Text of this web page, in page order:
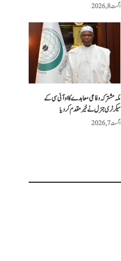
اگست 8, 2026
مکہ مشترکہ دفاعی معاہدے کا او آئی سی کے
سیکرٹری جنرل نے خیرمقدم کردیا
اگست 7, 2026